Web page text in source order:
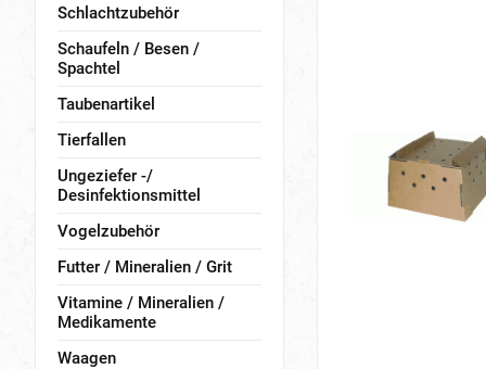
Schlachtzubehör
Schaufeln / Besen /
Spachtel
Taubenartikel
Tierfallen
Ungeziefer -/
Desinfektionsmittel
Vogelzubehör
Futter / Mineralien / Grit
Vitamine / Mineralien /
Medikamente
Waagen